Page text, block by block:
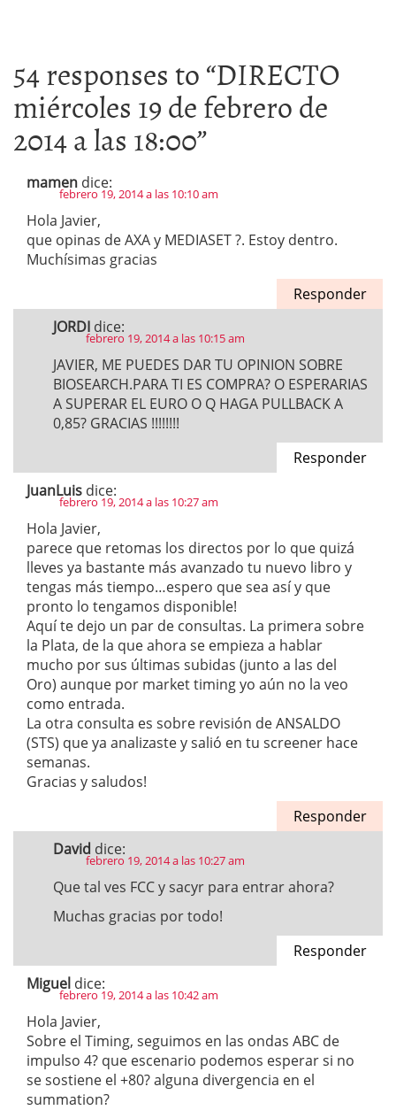
54 responses to “DIRECTO
miércoles 19 de febrero de
2014 a las 18:00”
mamen dice:
febrero 19, 2014 a las 10:10 am
Hola Javier,
que opinas de AXA y MEDIASET ?. Estoy dentro.
Muchísimas gracias
Responder
JORDI dice:
febrero 19, 2014 a las 10:15 am
JAVIER, ME PUEDES DAR TU OPINION SOBRE
BIOSEARCH.PARA TI ES COMPRA? O ESPERARIAS
A SUPERAR EL EURO O Q HAGA PULLBACK A
0,85? GRACIAS !!!!!!!!
Responder
JuanLuis dice:
febrero 19, 2014 a las 10:27 am
Hola Javier,
parece que retomas los directos por lo que quizá
lleves ya bastante más avanzado tu nuevo libro y
tengas más tiempo…espero que sea así y que
pronto lo tengamos disponible!
Aquí te dejo un par de consultas. La primera sobre
la Plata, de la que ahora se empieza a hablar
mucho por sus últimas subidas (junto a las del
Oro) aunque por market timing yo aún no la veo
como entrada.
La otra consulta es sobre revisión de ANSALDO
(STS) que ya analizaste y salió en tu screener hace
semanas.
Gracias y saludos!
Responder
David dice:
febrero 19, 2014 a las 10:27 am
Que tal ves FCC y sacyr para entrar ahora?
Muchas gracias por todo!
Responder
Miguel dice:
febrero 19, 2014 a las 10:42 am
Hola Javier,
Sobre el Timing, seguimos en las ondas ABC de
impulso 4? que escenario podemos esperar si no
se sostiene el +80? alguna divergencia en el
summation?